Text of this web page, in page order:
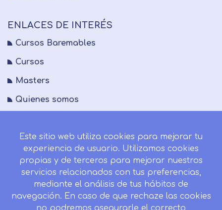
ENLACES DE INTERÉS
Cursos Baremables
Cursos
Masters
Quienes somos
Blog
Mapa del sitio
Desistir contrato aquí
Este sitio web utiliza cookies para mejorar tu
experiencia de usuario. Utilizamos cookies
propias y de terceros para mejorar nuestros
servicios relacionados con tus preferencias,
mediante el análisis de tus hábitos de
navegación. En caso de que rechaze las cookies
no podremos asegurarle el correcto